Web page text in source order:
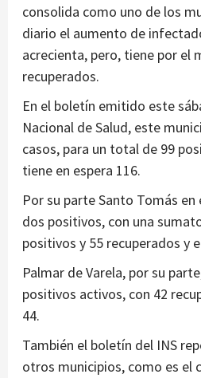
consolida como uno de los
diario el aumento de
acrecienta, pero, tiene por el
recuperados.
En el boletín emitido este
Nacional de Salud, este
casos, para un total de 99
tiene en espera 116.
Por su parte Santo Tomás
dos positivos, con una
positivos y 55 recuperados y
Palmar de Varela, por su
positivos activos, con 42
44.
También el boletín del INS
otros municipios, como es el